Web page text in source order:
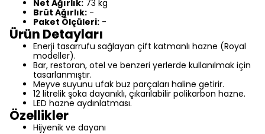
Net Ağırlık: 73 kg
Brüt Ağırlık: -
Paket Ölçüleri: -
Ürün Detayları
Enerji tasarrufu sağlayan çift katmanlı hazne (Royal
modeller).
Bar, restoran, otel ve benzeri yerlerde kullanılmak için
tasarlanmıştır.
Meyve suyunu ufak buz parçaları haline getirir.
12 litrelik şoka dayanıklı, çıkarılabilir polikarbon hazne.
LED hazne aydınlatması.
Özellikler
Hijyenik ve dayanı